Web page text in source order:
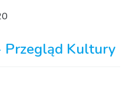
Przegląd Kultury